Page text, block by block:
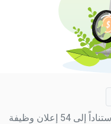
بيانات الرواتب المحدثة في لبنان استناداً إلى 54 إعلان وظيفة